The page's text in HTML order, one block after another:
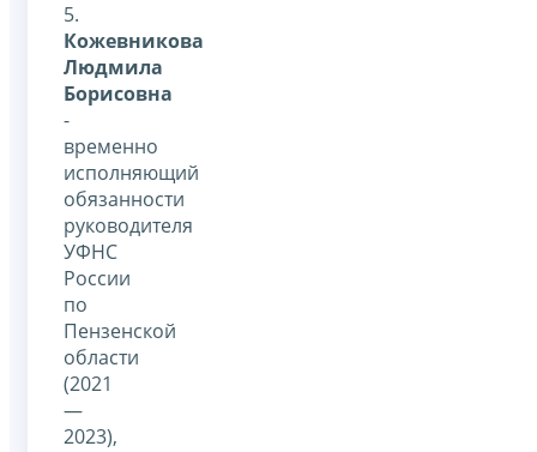
5.
Кожевникова
Людмила
Борисовна
-
временно
исполняющий
обязанности
руководителя
УФНС
России
по
Пензенской
области
(2021
—
2023),